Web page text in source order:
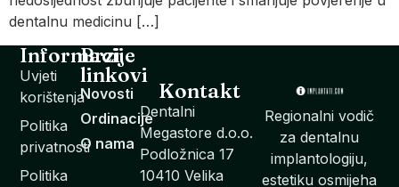
dentalnu medicinu […]
Regionalni vodič
za dentalnu
implantologiju,
estetiku osmijeha
Informacije
Uvjeti
korištenja
Politika
privatnosti
Politika
Brzi
linkovi
Novosti
Ordinacije
O nama
Kontakt
Dentalni
Megastore d.o.o.
Podložnica 17
10410 Velika